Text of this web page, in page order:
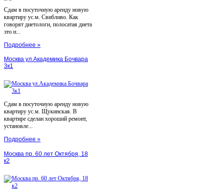
Сдам в посуточную аренду новую
квартиру ус.м. Свибливо. Как
говорят диетологи, полосатая диета
это н...
Подробнее »
Москва ул.Академика Бочвара
3к1
Сдам в посуточную аренду новую
квартиру ус.м. Щукинская. В
квартире сделан хороший ремонт,
установле...
Подробнее »
Москва пр. 60 лет Октября, 18
к2